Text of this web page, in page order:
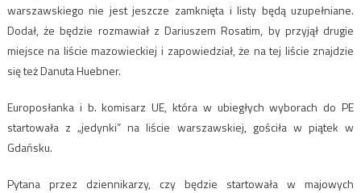
warszawskiego nie jest jeszcze zamknięta i listy będą uzupełniane.
Dodał, że będzie rozmawiał z Dariuszem Rosatim, by przyjął drugie
miejsce na liście mazowieckiej i zapowiedział, że na tej liście znajdzie
się też Danuta Huebner.
Europosłanka i b. komisarz UE, która w ubiegłych wyborach do PE
startowała z „jedynki” na liście warszawskiej, gościła w piątek w
Gdańsku.
Pytana przez dziennikarzy, czy będzie startowała w majowych